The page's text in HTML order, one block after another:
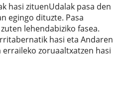
hasi zituenUdalak pasa den
egingo dituzte. Pasa
lehendabiziko fasea.
hasi eta Andaren
zoruaaltxatzen hasi